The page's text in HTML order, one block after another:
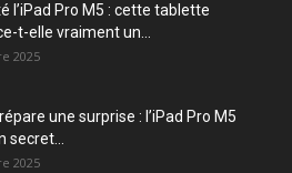
l’iPad Pro M5 : cette tablette
t-elle vraiment un...
2025
une surprise : l’iPad Pro M5
secret...
2025